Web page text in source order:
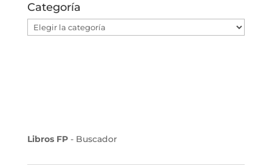
Categoría
Categoría
Libros FP- Buscador